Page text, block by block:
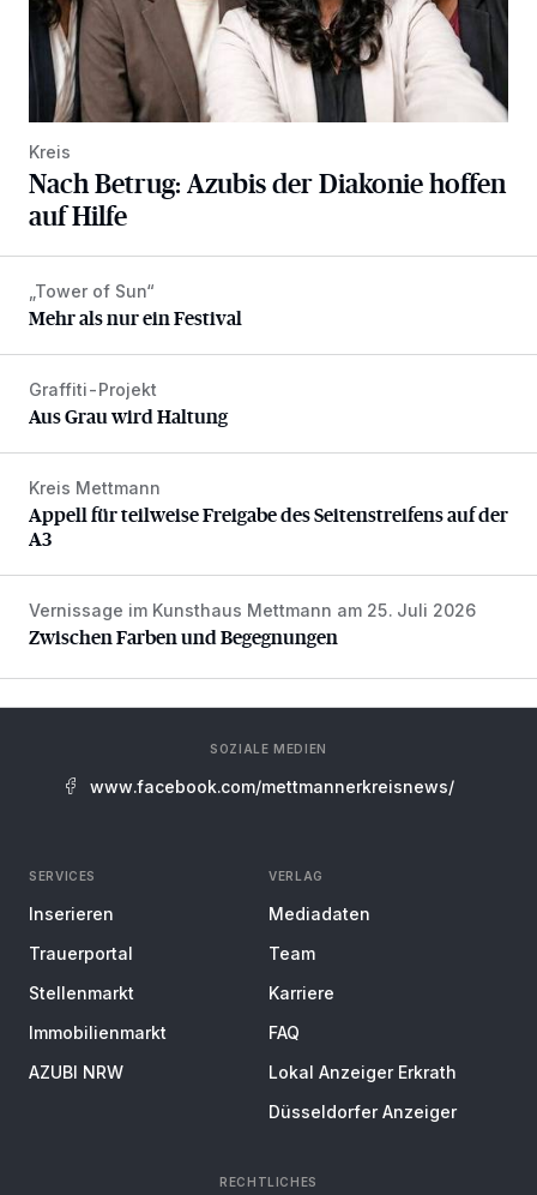
Kreis
Nach Betrug: Azubis der Diakonie hoffen
auf Hilfe
Mehr als nur ein Festival
„Tower of Sun“
Mehr als nur ein Festival
Aus Grau wird Haltung
Graffiti-Projekt
Aus Grau wird Haltung
Appell für teilweise Freigabe des Seitenstreifens auf der A3
Kreis Mettmann
Appell für teilweise Freigabe des Seitenstreifens auf der
A3
Zwischen Farben und Begegnungen
Vernissage im Kunsthaus Mettmann am 25. Juli 2026
Zwischen Farben und Begegnungen
SOZIALE MEDIEN
www.facebook.com/mettmannerkreisnews/
SERVICES
Inserieren
Trauerportal
Stellenmarkt
Immobilienmarkt
AZUBI NRW
VERLAG
Mediadaten
Team
Karriere
FAQ
Lokal Anzeiger Erkrath
Düsseldorfer Anzeiger
RECHTLICHES